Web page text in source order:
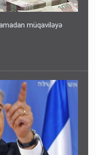
deport etdi
müqaviləyə